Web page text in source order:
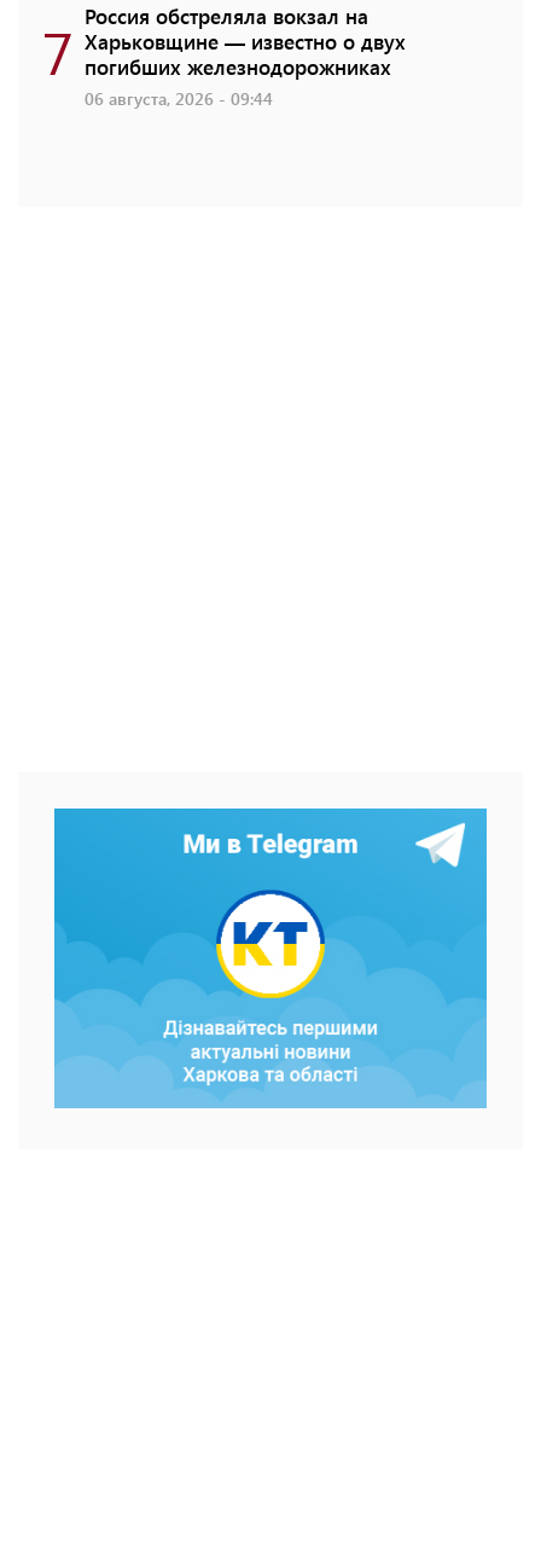
7 Россия обстреляла вокзал на
Харьковщине — известно о двух
погибших железнодорожниках
06 августа, 2026 - 09:44